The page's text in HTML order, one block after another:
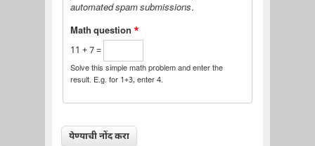
automated spam submissions.
Math question *
11 + 7 =
Solve this simple math problem and enter the
result. E.g. for 1+3, enter 4.